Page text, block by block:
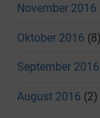
November 2016
Oktober 2016 (8)
September 2016
August 2016 (2)